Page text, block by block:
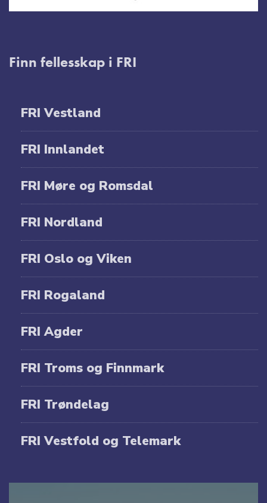
Finn fellesskap i FRI
FRI Vestland
FRI Innlandet
FRI Møre og Romsdal
FRI Nordland
FRI Oslo og Viken
FRI Rogaland
FRI Agder
FRI Troms og Finnmark
FRI Trøndelag
FRI Vestfold og Telemark